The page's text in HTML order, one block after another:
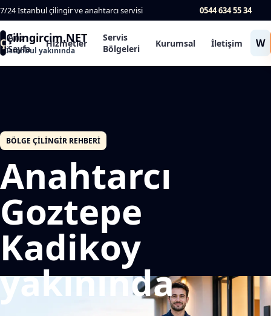
7/24 İstanbul çilingir ve anahtarcı servisi 0544 634 55 34
ÇÇilingircim.NET
İstanbul yakınında
Ana
Sayfa
Hizmetler
Servis
Bölgeleri
Kurumsal İletişim W
BÖLGE ÇILINGIR REHBERI
Anahtarcı
Goztepe
Kadikoy
yakınında